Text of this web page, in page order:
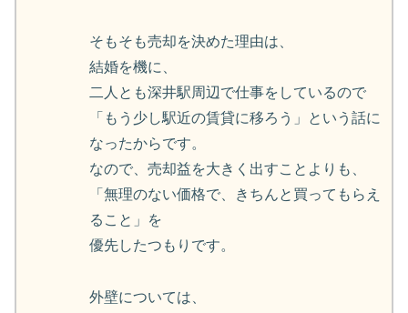
そもそも売却を決めた理由は、
結婚を機に、
二人とも深井駅周辺で仕事をしているので
「もう少し駅近の賃貸に移ろう」という話に
なったからです。
なので、売却益を大きく出すことよりも、
「無理のない価格で、きちんと買ってもらえ
ること」を
優先したつもりです。
外壁については、